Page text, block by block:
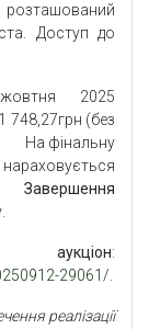
розташований
Доступ до
2025
748,27грн (без
Завершення
:
29061/
реалізації